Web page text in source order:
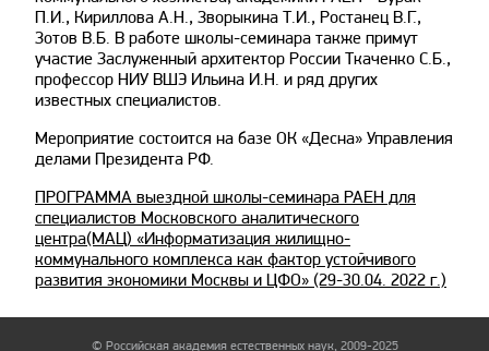
П.И., Кириллова А.Н., Зворыкина Т.И., Ростанец В.Г.,
Зотов В.Б. В работе школы-семинара также примут
участие Заслуженный архитектор России Ткаченко С.Б.,
профессор НИУ ВШЭ Ильина И.Н. и ряд других
известных специалистов.
Мероприятие состоится на базе ОК «Десна» Управления
делами Президента РФ.
ПРОГРАММА выездной школы-семинара РАЕН для
специалистов Московского аналитического
центра(МАЦ) «Информатизация жилищно-
коммунального комплекса как фактор устойчивого
развития экономики Москвы и ЦФО» (29-30.04. 2022 г.)
© Российская академия естественных наук, 2009-2025